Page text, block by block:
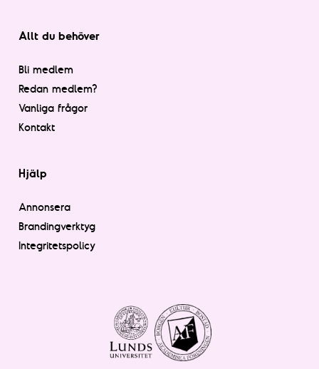
Allt du behöver
Bli medlem
Redan medlem?
Vanliga frågor
Kontakt
Hjälp
Annonsera
Brandingverktyg
Integritetspolicy